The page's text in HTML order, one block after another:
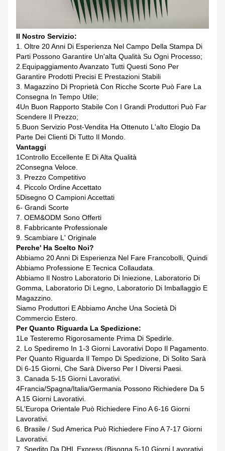
Il Nostro Servizio:
1. Oltre 20 Anni Di Esperienza Nel Campo Della Stampa Di
Parti Possono Garantire Un'alta Qualità Su Ogni Processo;
2.Equipaggiamento Avanzato Tutti Questi Sono Per
Garantire Prodotti Precisi E Prestazioni Stabili
3. Magazzino Di Proprietà Con Ricche Scorte Può Fare La
Consegna In Tempo Utile;
4Un Buon Rapporto Stabile Con I Grandi Produttori Può Far
Scendere Il Prezzo;
5.Buon Servizio Post-Vendita Ha Ottenuto L'alto Elogio Da
Parte Dei Clienti Di Tutto Il Mondo.
Vantaggi
1Controllo Eccellente E Di Alta Qualità
2Consegna Veloce.
3. Prezzo Competitivo
4. Piccolo Ordine Accettato
5Disegno O Campioni Accettati
6- Grandi Scorte
7. OEM&ODM Sono Offerti
8. Fabbricante Professionale
9. Scambiare L' Originale
Perche' Ha Scelto Noi?
Abbiamo 20 Anni Di Esperienza Nel Fare Francobolli, Quindi
Abbiamo Professione E Tecnica Collaudata.
Abbiamo Il Nostro Laboratorio Di Iniezione, Laboratorio Di
Gomma, Laboratorio Di Legno, Laboratorio Di Imballaggio E
Magazzino.
Siamo Produttori E Abbiamo Anche Una Società Di
Commercio Estero.
Per Quanto Riguarda La Spedizione:
1Le Testeremo Rigorosamente Prima Di Spedirle.
2. Lo Spediremo In 1-3 Giorni Lavorativi Dopo Il Pagamento.
Per Quanto Riguarda Il Tempo Di Spedizione, Di Solito Sarà
Di 6-15 Giorni, Che Sarà Diverso Per I Diversi Paesi.
3. Canada 5-15 Giorni Lavorativi.
4Francia/Spagna/Italia/Germania Possono Richiedere Da 5
A 15 Giorni Lavorativi.
5L'Europa Orientale Può Richiedere Fino A 6-16 Giorni
Lavorativi.
6. Brasile / Sud America Può Richiedere Fino A 7-17 Giorni
Lavorativi.
7. Spedito Da DHL Express (bisogna 5-10 Giorni Lavorativi